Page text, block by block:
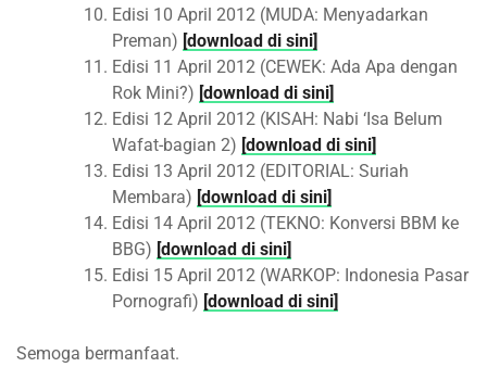
Edisi 10 April 2012 (MUDA: Menyadarkan
Preman) [download di sini]
Edisi 11 April 2012 (CEWEK: Ada Apa dengan
Rok Mini?) [download di sini]
Edisi 12 April 2012 (KISAH: Nabi ‘Isa Belum
Wafat-bagian 2) [download di sini]
Edisi 13 April 2012 (EDITORIAL: Suriah
Membara) [download di sini]
Edisi 14 April 2012 (TEKNO: Konversi BBM ke
BBG) [download di sini]
Edisi 15 April 2012 (WARKOP: Indonesia Pasar
Pornografi) [download di sini]
Semoga bermanfaat.